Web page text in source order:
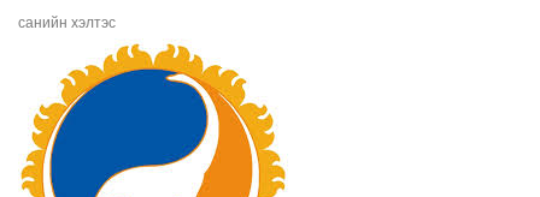
санийн хэлтэс